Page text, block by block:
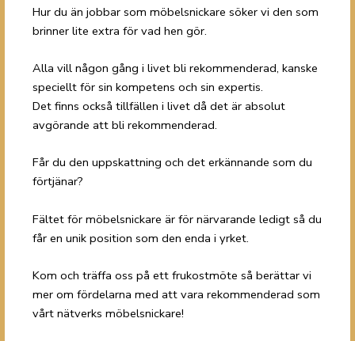
Hur du än jobbar som möbelsnickare söker vi den som
brinner lite extra för vad hen gör.
Alla vill någon gång i livet bli rekommenderad, kanske
speciellt för sin kompetens och sin expertis.
Det finns också tillfällen i livet då det är absolut
avgörande att bli rekommenderad.
Får du den uppskattning och det erkännande som du
förtjänar?
Fältet för möbelsnickare är för närvarande ledigt så du
får en unik position som den enda i yrket.
Kom och träffa oss på ett frukostmöte så berättar vi
mer om fördelarna med att vara rekommenderad som
vårt nätverks möbelsnickare!